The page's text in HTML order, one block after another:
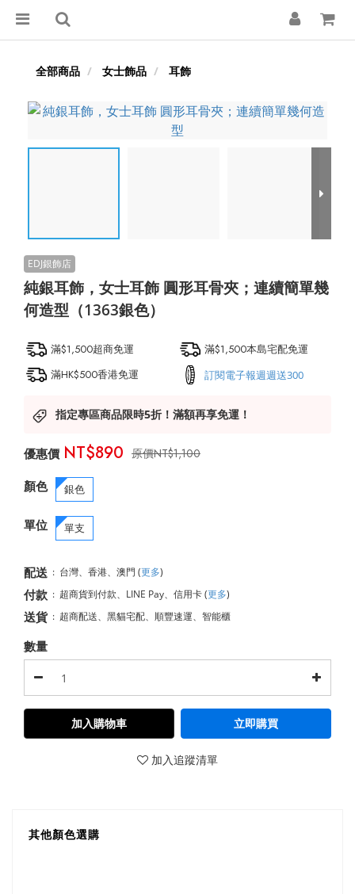
全部商品 女士飾品 耳飾
純銀耳飾，女士耳飾 圓形耳骨夾；連續簡單幾
何造型（1363銀色）
滿$1,500超商免運
滿$1,500本島宅配免運
滿HK$500香港免運
訂閱電子報週週送300
指定專區商品限時5折！滿額再享免運！
NT$1,100
NT$890
顏色 銀色
單位 單支
配送 : 台灣、香港、澳門 (更多)
付款 : 超商貨到付款、LINE Pay、信用卡(更多)
送貨 : 超商配送、黑貓宅配、順豐速運、智能櫃
數量
加入購物車 立即購買
加入追蹤清單
其他顏色選購